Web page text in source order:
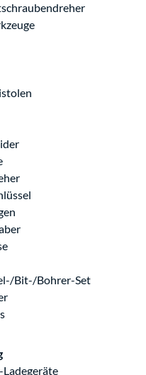
Bit-/Bohrer-Set